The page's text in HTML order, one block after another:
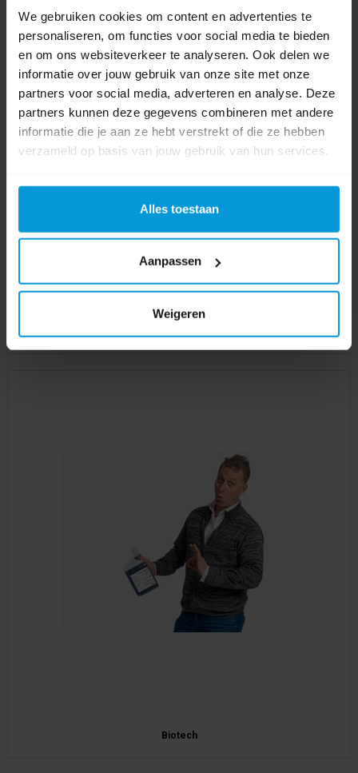
We gebruiken cookies om content en advertenties te
personaliseren, om functies voor social media te bieden
en om ons websiteverkeer te analyseren. Ook delen we
informatie over jouw gebruik van onze site met onze
partners voor social media, adverteren en analyse. Deze
partners kunnen deze gegevens combineren met andere
informatie die je aan ze hebt verstrekt of die ze hebben
verzameld op basis van jouw gebruik van hun services.
Alles toestaan
Aanpassen
Weigeren
Biotech